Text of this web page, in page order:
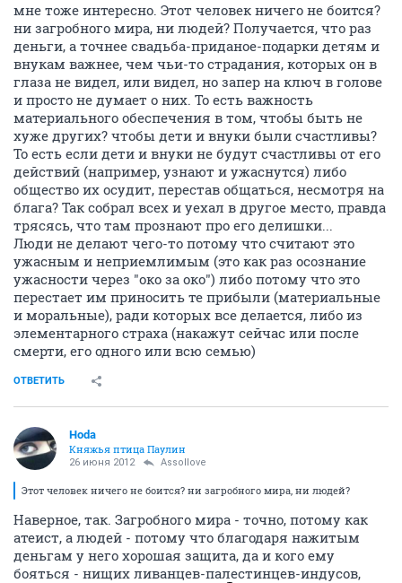
мне тоже интересно. Этот человек ничего не боится?
ни загробного мира, ни людей? Получается, что раз
деньги, а точнее свадьба-приданое-подарки детям и
внукам важнее, чем чьи-то страдания, которых он в
глаза не видел, или видел, но запер на ключ в голове
и просто не думает о них. То есть важность
материального обеспечения в том, чтобы быть не
хуже других? чтобы дети и внуки были счастливы?
То есть если дети и внуки не будут счастливы от его
действий (например, узнают и ужаснутся) либо
общество их осудит, перестав общаться, несмотря на
блага? Так собрал всех и уехал в другое место, правда
трясясь, что там прознают про его делишки...
Люди не делают чего-то потому что считают это
ужасным и неприемлимым (это как раз осознание
ужасности через "око за око") либо потому что это
перестает им приносить те прибыли (материальные
и моральные), ради которых все делается, либо из
элементарного страха (накажут сейчас или после
смерти, его одного или всю семью)
ОТВЕТИТЬ
Hoda
Княжья птица Паулин
26 июня 2012 Assollove
Этот человек ничего не боится? ни загробного мира, ни людей?
Наверное, так. Загробного мира - точно, потому как
атеист, а людей - потому что благодаря нажитым
деньгам у него хорошая защита, да и кого ему
бояться - нищих ливанцев-палестинцев-индусов,